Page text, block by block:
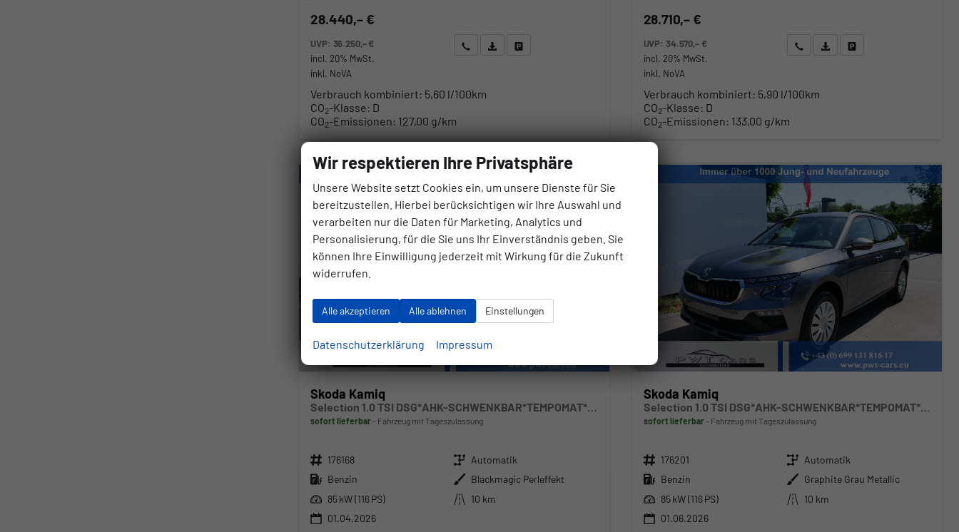
28.440,– €
UVP: 36.250,– €
incl. 20% MwSt.
inkl. NoVA
Wir rufen Sie anAngebot drucken (PDF)
Verbrauch kombiniert: 5,60 l/100km
CO2-Klasse: D
CO2-Emissionen: 127,00 g/km
28.710,– €
UVP: 34.570,– €
incl. 20% MwSt.
inkl. NoVA
Wir rufen Sie anAngebot drucken (PDF)
Fahrzeug parken
Verbrauch kombiniert: 5,90 l/100km
CO2-Klasse: D
CO2-Emissionen: 133,00 g/km
Skoda Kamiq
Selection 1.0 TSI DSG*AHK-SCHWENKBAR*TEMPOMAT*PDC-HINTEN*KEYLESS-GO*SHZ*
sofort lieferbar Fahrzeug mit Tageszulassung
Fahrzeugnr. 176168 Getriebe Automatik
Kraftstoff Benzin Außenfarbe Blackmagic Perleffekt
Leistung 85 kW (116 PS) Kilometerstand
10 km
01.04.2026
Skoda Kamiq
Selection 1.0 TSI DSG*AHK-SCHWENKBAR*TEMPOMAT*PDC-HINTEN*KEYLESS-GO*SHZ*
sofort lieferbar Fahrzeug mit Tageszulassung
Fahrzeugnr. 176201 Getriebe Automatik
Kraftstoff Benzin Außenfarbe Graphite Grau Metallic
Leistung 85 kW (116 PS) Kilometerstand
10 km
01.06.2026
Wir respektieren Ihre Privatsphäre
Unsere Website setzt Cookies ein, um unsere Dienste für Sie
bereitzustellen. Hierbei berücksichtigen wir Ihre Auswahl und
verarbeiten nur die Daten für Marketing, Analytics und
Personalisierung, für die Sie uns Ihr Einverständnis geben. Sie
können Ihre Einwilligung jederzeit mit Wirkung für die Zukunft
widerrufen.
Alle akzeptieren Alle ablehnen Einstellungen
Datenschutzerklärung Impressum